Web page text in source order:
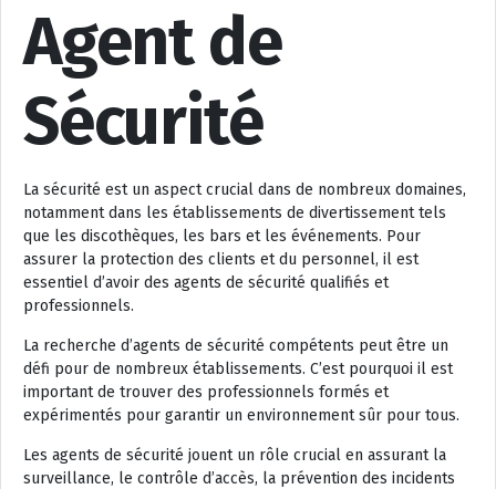
Agent de
Sécurité
La sécurité est un aspect crucial dans de nombreux domaines,
notamment dans les établissements de divertissement tels
que les discothèques, les bars et les événements. Pour
assurer la protection des clients et du personnel, il est
essentiel d’avoir des agents de sécurité qualifiés et
professionnels.
La recherche d’agents de sécurité compétents peut être un
défi pour de nombreux établissements. C’est pourquoi il est
important de trouver des professionnels formés et
expérimentés pour garantir un environnement sûr pour tous.
Les agents de sécurité jouent un rôle crucial en assurant la
surveillance, le contrôle d’accès, la prévention des incidents